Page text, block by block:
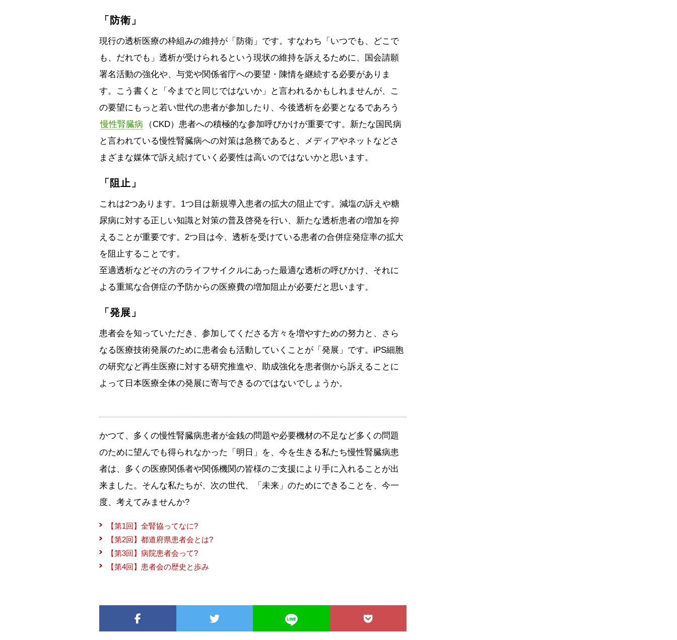
「防衛」
現行の透析医療の枠組みの維持が「防衛」です。すなわち「いつでも、どこで
も、だれでも」透析が受けられるという現状の維持を訴えるために、国会請願
署名活動の強化や、与党や関係省庁への要望・陳情を継続する必要がありま
す。こう書くと「今までと同じではないか」と言われるかもしれませんが、こ
の要望にもっと若い世代の患者が参加したり、今後透析を必要となるであろう
慢性腎臓病
（CKD）患者への積極的な参加呼びかけが重要です。新たな国民病
と言われている慢性腎臓病への対策は急務であると、メディアやネットなどさ
まざまな媒体で訴え続けていく必要性は高いのではないかと思います。
「阻止」
これは2つあります。1つ目は新規導入患者の拡大の阻止です。減塩の訴えや糖
尿病に対する正しい知識と対策の普及啓発を行い、新たな透析患者の増加を抑
えることが重要です。2つ目は今、透析を受けている患者の合併症発症率の拡大
を阻止することです。
至適透析などその方のライフサイクルにあった最適な透析の呼びかけ、それに
よる重篤な合併症の予防からの医療費の増加阻止が必要だと思います。
「発展」
患者会を知っていただき、参加してくださる方々を増やすための努力と、さら
なる医療技術発展のために患者会も活動していくことが「発展」です。iPS細胞
の研究など再生医療に対する研究推進や、助成強化を患者側から訴えることに
よって日本医療全体の発展に寄与できるのではないでしょうか。
かつて、多くの慢性腎臓病患者が金銭の問題や必要機材の不足など多くの問題
のために望んでも得られなかった「明日」を、今を生きる私たち慢性腎臓病患
者は、多くの医療関係者や関係機関の皆様のご支援により手に入れることが出
来ました。そんな私たちが、次の世代、「未来」のためにできることを、今一
度、考えてみませんか?
【第1回】全腎協ってなに?
【第2回】都道府県患者会とは?
【第3回】病院患者会って?
【第4回】患者会の歴史と歩み